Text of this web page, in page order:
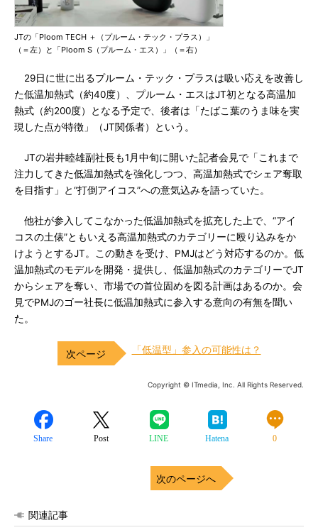
JTの「Ploom TECH ＋（プルーム・テック・プラス）」
（＝左）と「Ploom S（プルーム・エス）」（＝右）
29日に世に出るプルーム・テック・プラスは吸い応えを改善し
た低温加熱式（約40度）、プルーム・エスはJT初となる高温加
熱式（約200度）となる予定で、後者は「たばこ葉のうま味を実
現した点が特徴」（JT関係者）という。
JTの岩井睦雄副社長も1月中旬に開いた記者会見で「これまで
注力してきた低温加熱式を強化しつつ、高温加熱式でシェア奪取
を目指す」と“打倒アイコス”への意気込みを語っていた。
他社が参入してこなかった低温加熱式を拡充した上で、“アイ
コスの土俵”ともいえる高温加熱式のカテゴリーに殴り込みをか
けようとするJT。この動きを受け、PMJはどう対応するのか。低
温加熱式のモデルを開発・提供し、低温加熱式のカテゴリーでJT
からシェアを奪い、市場での首位固めを図る計画はあるのか。会
見でPMJのゴー社長に低温加熱式に参入する意向の有無を聞い
た。
「低温型」参入の可能性は？
Copyright © ITmedia, Inc. All Rights Reserved.
Share Post LINE Hatena 0
次のページへ
関連記事